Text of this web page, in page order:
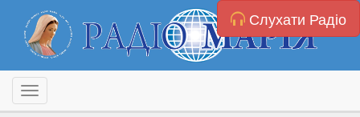
Слухати Радіо
Toggle navigation